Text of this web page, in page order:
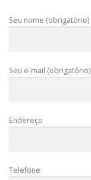
Seu nome (obrigatório)
Seu e-mail (obrigatório)
Endereço
Telefone